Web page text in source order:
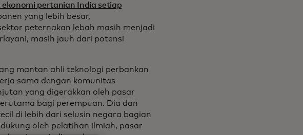
pertanian India setiap
yang lebih besar,
peternakan lebah masih menjadi
masih jauh dari potensi
mantan ahli teknologi perbankan
sama dengan komunitas
yang digerakkan oleh pasar
bagi perempuan. Dia dan
di lebih dari selusin negara bagian
oleh pelatihan ilmiah, pasar